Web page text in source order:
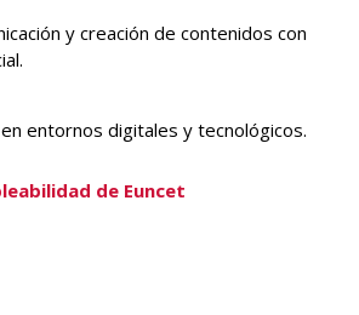
y creación de contenidos con
entornos digitales y tecnológicos.
de Euncet